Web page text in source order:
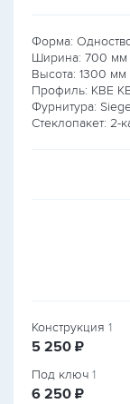
Форма:
Ширина: 700 мм
Высота: 1300 мм
Профиль: KBE
Фурнитура:
Стеклопакет: 2-
Конструкция 1
5 250 руб.
₽
Под ключ 1
6 250 руб.
₽